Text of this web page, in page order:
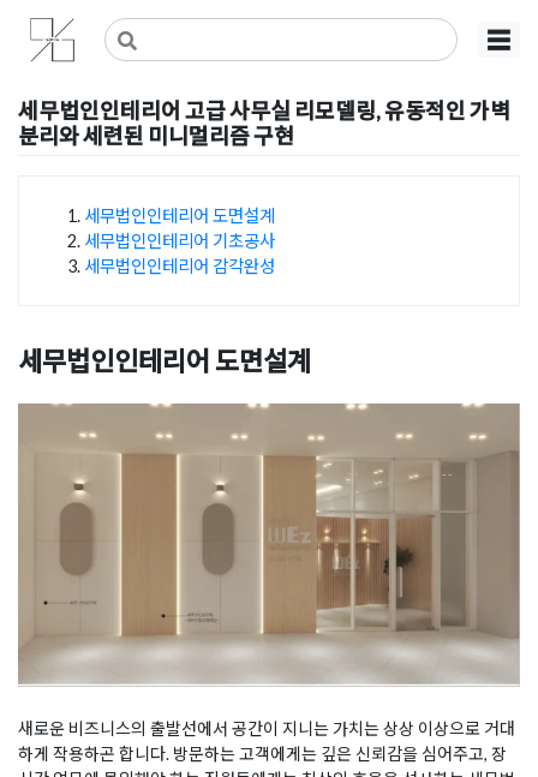
Skip
content
사무실인테리어 디자인 공사 비용견적 플랫폼
사무실인테리어 916
☰
세무법인인테리어 고급 사무실 리모델링, 유동적인 가벽
분리와 세련된 미니멀리즘 구현
세무법인인테리어 도면설계
세무법인인테리어 기초공사
세무법인인테리어 감각완성
세무법인인테리어 도면설계
새로운 비즈니스의 출발선에서 공간이 지니는 가치는 상상 이상으로 거대
하게 작용하곤 합니다. 방문하는 고객에게는 깊은 신뢰감을 심어주고, 장